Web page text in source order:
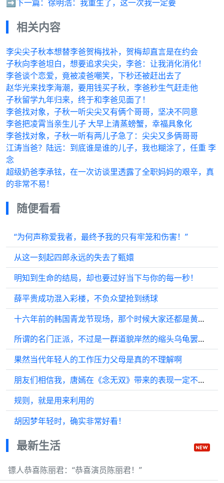
➡️下一篇： 徐明浩：我重生了，这一次我一定要
相关内容
李尖尖子秋本想替李爸贺梅找补，贺梅却直言是在约会
子秋向李爸坦白，想要追求尖尖，李爸：让我消化消化！
李爸谈个恋爱，竟被凌爸嘲笑，下秒还被赶出去了
赵华光来找李海潮，要用钱买子秋，李爸秒生气赶走他
子秋留学九年归来，终于和李爸见面了！
李爸找对象，子秋一听尖尖又有俩个哥哥，坚决不同意
李爸把凌霄当亲生儿子 大早上清蒸螃蟹，幸福具象化
李爸找对象，子秋一听有两儿子急了：尖尖又多俩哥哥
江涛当爸？陆远：到底谁是谁的儿子，我也糊涂了，任重 李
念
超级奶爸李承铉，在一次访谈里透露了全职妈妈的艰辛，真
的非常不易！
随便看看
“为何声称爱我者，最终予我的只有牢笼和伤害！”
从这一刻起四郎永远的失去了甄嬛
明知到生命的结局，却也要过好当下与你的每一秒！
薛平贵成功混入彩楼，不负众望抢到绣球
十六年前的韩国青龙节现场，那个时候大家还都是黄种人
所谓的名门正派，不过是一群道貌岸然的缩头乌龟罢了… 春日心动放映季
果然当代年轻人的工作压力父母是真的不理解啊
朋友们相信我，唐嫣在《念无双》带来的表现一定不会让大家失望…
规则，就是用来利用的
胡因梦年轻时，确实非常好看！
最新生活
镖人恭喜陈丽君：“恭喜演员陈丽君！”